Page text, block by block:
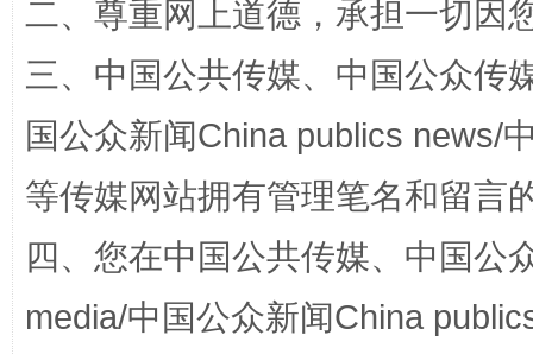
站台名比不上好声名
漫山遍野的桃花与雪山、麦地、白藏房
二、尊重网上道德，承担一切因
三、中国公共传媒、中国公众传
国公众新闻China publics news/
等传媒网站拥有管理笔名和留言
四、您在中国公共传媒、中国公
media/中国公众新闻China